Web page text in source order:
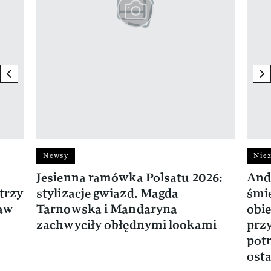
previous element
Newsy
Jesienna ramówka Polsatu 2026:
stylizacje gwiazd. Magda
Tarnowska i Mandaryna
zachwyciły obłędnymi lookami